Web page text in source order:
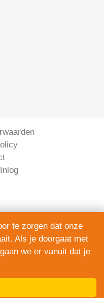
onderdeel van
| KVK 90914872
te zorgen dat onze
Als je doorgaat met
we er vanuit dat je